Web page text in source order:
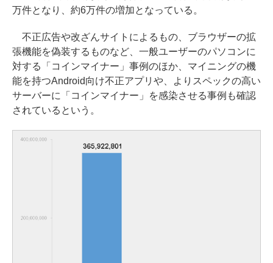
万件となり、約6万件の増加となっている。
不正広告や改ざんサイトによるもの、ブラウザーの拡
張機能を偽装するものなど、一般ユーザーのパソコンに
対する「コインマイナー」事例のほか、マイニングの機
能を持つAndroid向け不正アプリや、よりスペックの高い
サーバーに「コインマイナー」を感染させる事例も確認
されているという。